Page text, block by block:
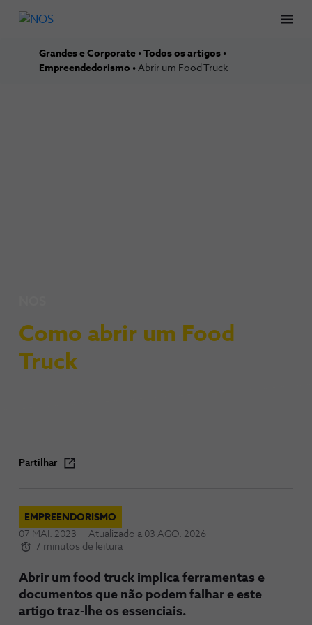
Grandes e Corporate
Todos os artigos
Empreendedorismo
Abrir um Food Truck
Como abrir um Food
Truck
Partilhar
EMPREENDORISMO
07 MAI. 2023
Atualizado a 03 AGO. 2026
7 minutos de leitura
Abrir um food truck implica ferramentas e
documentos que não podem falhar e este
artigo traz-lhe os essenciais.